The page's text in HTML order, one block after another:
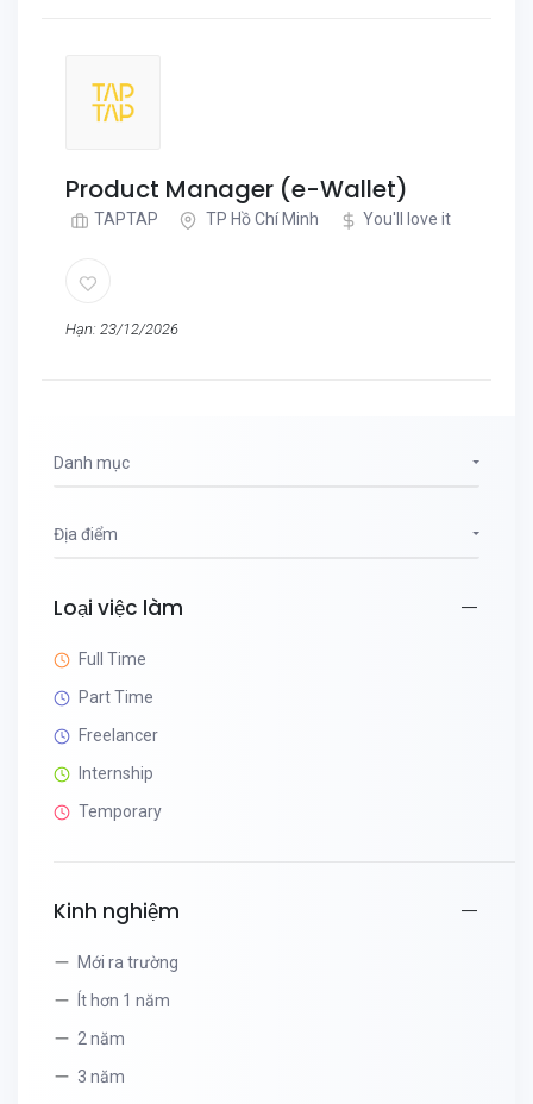
Product Manager (e-Wallet)
TAPTAP TP Hồ Chí Minh You'll love it
Hạn: 23/12/2026
Danh mục
Địa điểm
Loại việc làm
Full Time
Part Time
Freelancer
Internship
Temporary
Kinh nghiệm
Mới ra trường
Ít hơn 1 năm
2 năm
3 năm